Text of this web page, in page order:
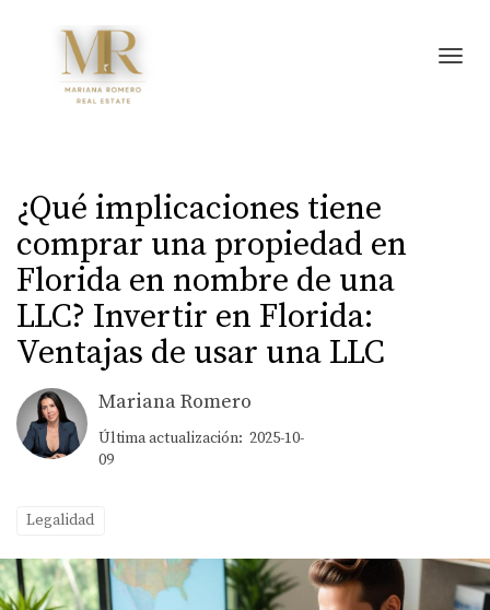
¿Qué implicaciones tiene
comprar una propiedad en
Florida en nombre de una
LLC? Invertir en Florida:
Ventajas de usar una LLC
Mariana Romero
Última actualización: 2025-10-
09
Legalidad